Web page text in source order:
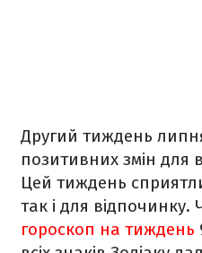
Другий тиждень
позитивних змін для
Цей тиждень
так і для відпочинку.
гороскоп на тиждень